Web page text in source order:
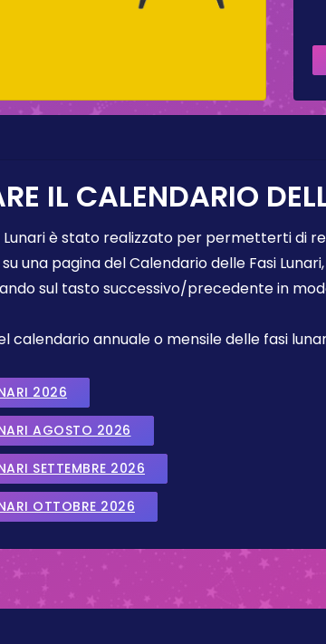
IL CALENDARIO
Lunari è stato realizzato per permetterti di
una pagina del Calendario delle Fasi
sul tasto successivo/precedente in
calendario annuale o mensile delle fasi
2026
AGOSTO 2026
SETTEMBRE 2026
OTTOBRE 2026